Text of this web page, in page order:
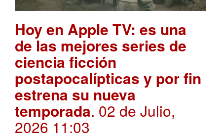
Hoy en Apple TV: es una
de las mejores series de
ciencia ficción
postapocalípticas y por fin
estrena su nueva
temporada. 02 de Julio,
2026 11:03